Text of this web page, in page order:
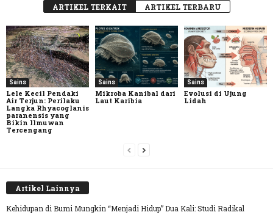
ARTIKEL TERKAIT ARTIKEL TERBARU
Sains
Lele Kecil Pendaki
Air Terjun: Perilaku
Langka Rhyacoglanis
paranensis yang
Bikin Ilmuwan
Tercengang
Sains
Mikroba Kanibal dari
Laut Karibia
Sains
Evolusi di Ujung
Lidah
Artikel Lainnya
Kehidupan di Bumi Mungkin “Menjadi Hidup” Dua Kali: Studi Radikal